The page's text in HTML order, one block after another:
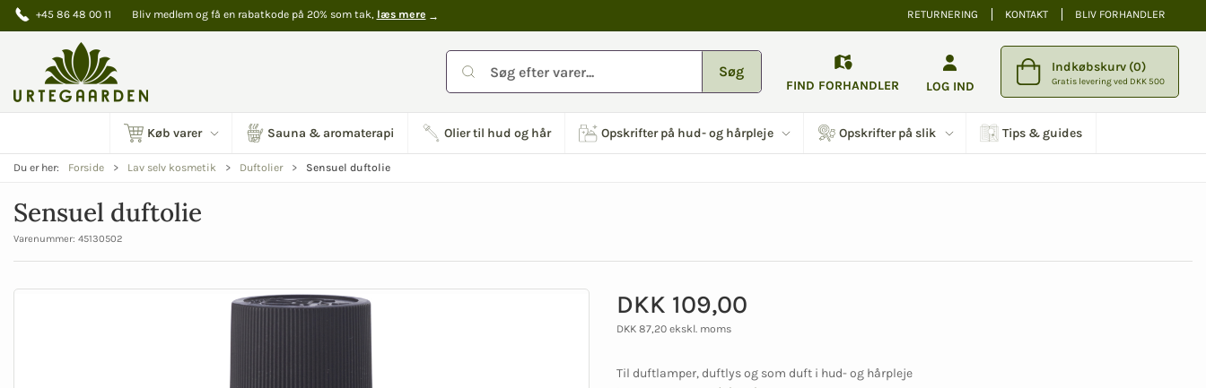
+45 86 48 00 11 Bliv medlem og få en rabatkode på 20% som tak, læs mere RETURNERING KONTAKT BLIV FORHANDLER
Søg
FIND FORHANDLER LOG IND
Indkøbskurv (0)
Gratis levering ved DKK 500
Køb varer Sauna & aromaterapi Olier til hud og hår Opskrifter på hud- og hårpleje Opskrifter på slik Tips & guides
Du er her: Forside Lav selv kosmetik Duftolier Sensuel duftolie
Sensuel duftolie
Varenummer: 45130502
DKK 109,00
DKK 87,20 ekskl. moms
Til duftlamper, duftlys og som duft i hud- og hårpleje